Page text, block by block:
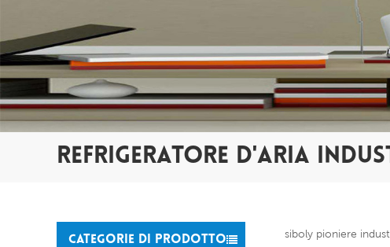
REFRIGERATORE D'ARIA
CATEGORIE DI PRODOTTO
siboly pioniere